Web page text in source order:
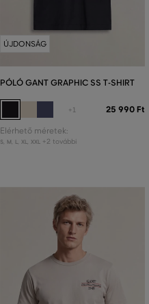
ÚJDONSÁG
PÓLÓ GANT GRAPHIC SS T-SHIRT
+1 25 990 Ft
Elérhető méretek:
S, M L XL XXL +2 további